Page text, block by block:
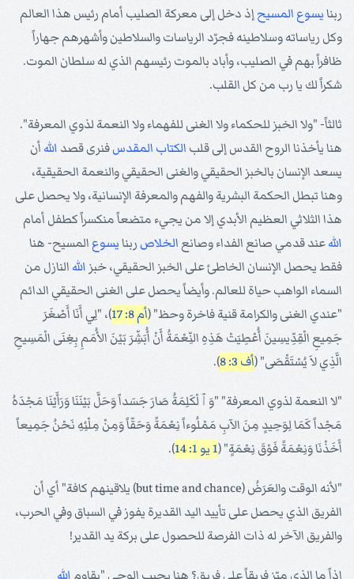
ربنايسوع المسيحإذ دخل إلى معركة الصليب أمام رئيس هذا العالم
وكل رياساته وسلاطينه فجرّد الرياسات والسلاطين وأشهرهم جهاراً
ظافراً بهم في الصليب، وأباد بالموت رئيسهم الذي له سلطان الموت.
شكراً لك يا رب من كل القلب.
ثالثاً- "ولا الخبز للحكماء ولا الغنى للفهماء ولا النعمة لذوي المعرفة".
هنا يأخذنا الروح القدس إلى قلب الكتاب المقدسفنرى قصد الله أن
يسعد الإنسان بالخبز الحقيقي والغنى الحقيقي والنعمة الحقيقية،
وهنا تبطل الحكمة البشرية والفهم والمعرفة الإنسانية، ولا يحصل على
هذا الثلاثي العظيم الأبدي إلا من يجيء متضعاً منكسراً كطفل أمام
اللهعند قدمي صانع الفداء وصانع الخلاص ربنايسوع المسيح- هنا
فقط يحصل الإنسان الخاطئ على الخبز الحقيقي، خبز الله النازل من
السماء الواهب حياة للعالم. وأيضاً يحصل على الغنى الحقيقي الدائم
"عندي الغنى والكرامة قنية فاخرة وحظ" (أم 8: 17
)، "لِي أَنَا أَصْغَرَ
جَمِيعِ الْقِدِّيسِينَ أُعْطِيَتْ هَذِهِ النِّعْمَةُ أَنْ أُبَشِّرَ بَيْنَ الأُمَمِ بِغِنَى الْمَسِيحِ
الَّذِي لاَ يُسْتَقْصَى" (أف 3: 8 ).
"لا النعمة لذوي المعرفة" "وَﭐلْكَلِمَةُ صَارَ جَسَداً وَحَلَّ بَيْنَنَا وَرَأَيْنَا مَجْدَهُ
مَجْداً كَمَا لِوَحِيدٍ مِنَ الآبِ مَمْلُوءاً نِعْمَةً وَحَقّاً وَمِنْ مِلْئِهِ نَحْنُ جَمِيعاً
أَخَذْنَا وَنِعْمَةً فَوْقَ نِعْمَةٍ" (1 يو 1: 14 ).
"لأنه الوقت والعَرَضُ (but time and chance) يلاقينهم كافة" أي أن
الفريق الذي يحصل على تأييد اليد القديرة يفوز في السباق وفي الحرب،
والفريق الآخر له ذات الفرصة للحصول على بركة يد القدير!
إذاً ما الذي ميّز فريقاً على فريق؟ هنا يجيب الوحي "يقاوم الله